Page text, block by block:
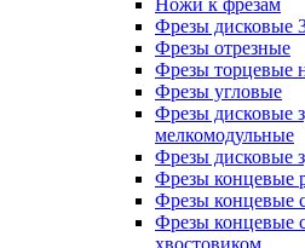
Ножи к фрезам
Фрезы дисковые
Фрезы отрезные
Фрезы торцевые
Фрезы угловые
Фрезы дисковые
мелкомодульные
Фрезы дисковые
Фрезы концевые
Фрезы концевые
Фрезы концевые
хвостовиком